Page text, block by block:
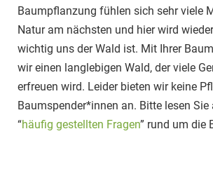
Baumpflanzung fühlen sich sehr viele
Natur am nächsten und hier wird
wichtig uns der Wald ist. Mit Ihrer
wir einen langlebigen Wald, der viele
erfreuen wird. Leider bieten wir keine
Baumspender*innen an. Bitte lesen Sie
“häufig gestellten Fragen” rund um die